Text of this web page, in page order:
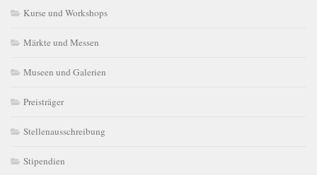
Kurse und Workshops
Märkte und Messen
Museen und Galerien
Preisträger
Stellenausschreibung
Stipendien